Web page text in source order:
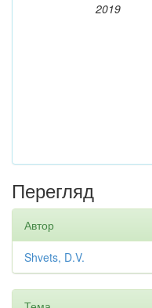
2019
Перегляд
Автор
Shvets, D.V.